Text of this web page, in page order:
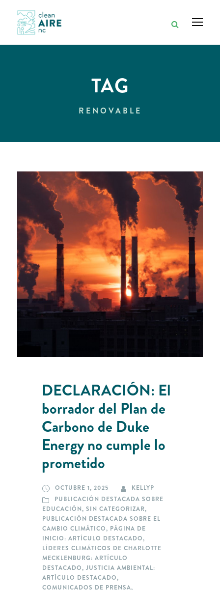
TAG
RENOVABLE
DECLARACIÓN: El
borrador del Plan de
Carbono de Duke
Energy no cumple lo
prometido
OCTUBRE 1, 2025
KELLYP
PUBLICACIÓN DESTACADA SOBRE
EDUCACIÓN, SIN CATEGORIZAR,
PUBLICACIÓN DESTACADA SOBRE EL
CAMBIO CLIMÁTICO, PÁGINA DE
INICIO: ARTÍCULO DESTACADO,
LÍDERES CLIMÁTICOS DE CHARLOTTE
MECKLENBURG: ARTÍCULO
DESTACADO, JUSTICIA AMBIENTAL:
ARTÍCULO DESTACADO,
COMUNICADOS DE PRENSA,